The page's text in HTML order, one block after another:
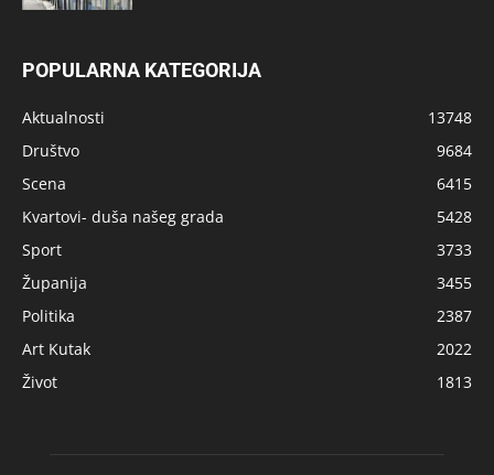
POPULARNA KATEGORIJA
Aktualnosti
13748
Društvo
9684
Scena
6415
Kvartovi- duša našeg grada
5428
Sport
3733
Županija
3455
Politika
2387
Art Kutak
2022
Život
1813